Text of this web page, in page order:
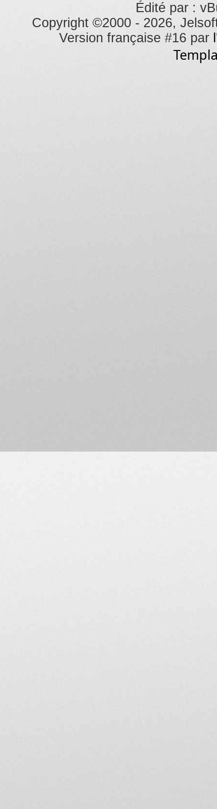
Édité par :
Copyright ©2000 - 2026,
Version française #16 par